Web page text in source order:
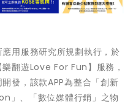
用服務研究所規劃執行，於
翻遊Love For Fun】服務，
發，該款APP為整合「創新
」、「數位媒體行銷」之物